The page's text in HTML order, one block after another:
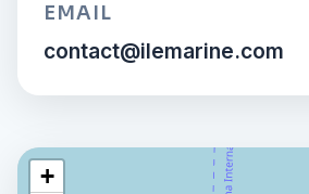
EMAIL
contact@ilemarine.com
+